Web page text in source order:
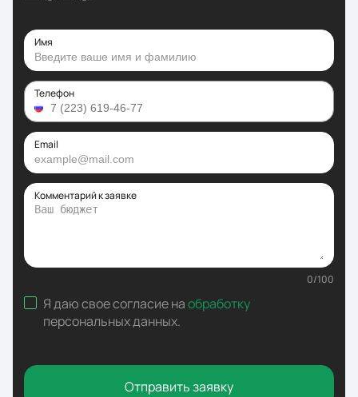
Имя
Телефон
Email
Комментарий к заявке
0/100
Я даю свое согласие наобработку
персональных данных.
Отправить заявку